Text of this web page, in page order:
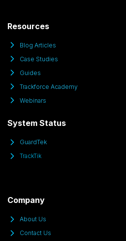
Resources
Blog Articles
Case Studies
Guides
Trackforce Academy
Webinars
System Status
GuardTek
TrackTik
Company
About Us
Contact Us